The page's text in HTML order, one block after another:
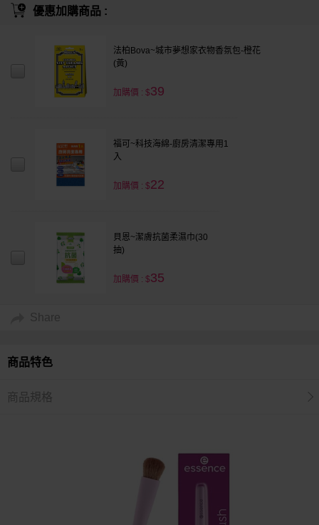
優惠加購商品 :
法柏Bova~城市夢想家衣物香氛包-橙花
(黃)
加購價 : $39
福可~科技海綿-廚房清潔專用1
入
加購價 : $22
貝恩~潔膚抗菌柔濕巾(30
抽)
加購價 : $35
Share
商品特色
商品規格